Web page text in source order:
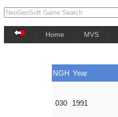
Home MVS
NGH Year
030 1991